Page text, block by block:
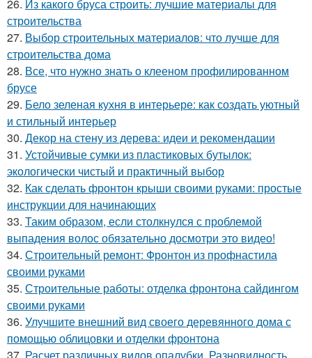
26. Из какого бруса строить: лучшие материалы для
строительства
27. Выбор строительных материалов: что лучше для
строительства дома
28. Все, что нужно знать о клееном профилированном
брусе
29. Бело зеленая кухня в интерьере: как создать уютный
и стильный интерьер
30. Декор на стену из дерева: идеи и рекомендации
31. Устойчивые сумки из пластиковых бутылок:
экологически чистый и практичный выбор
32. Как сделать фронтон крыши своими руками: простые
инструкции для начинающих
33. Таким образом, если столкнулся с проблемой
выпадения волос обязательно досмотри это видео!
34. Строительный ремонт: Фронтон из профнастила
своими руками
35. Строительные работы: отделка фронтона сайдингом
своими руками
36. Улучшите внешний вид своего деревянного дома с
помощью облицовки и отделки фронтона
37. Расчет различных видов опалубки. Разновидность